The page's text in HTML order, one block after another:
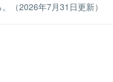
（2026年7月31日更新）